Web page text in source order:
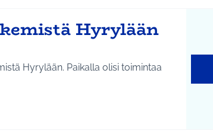
Hyrylään
Hyrylään. Paikalla olisi toimintaa